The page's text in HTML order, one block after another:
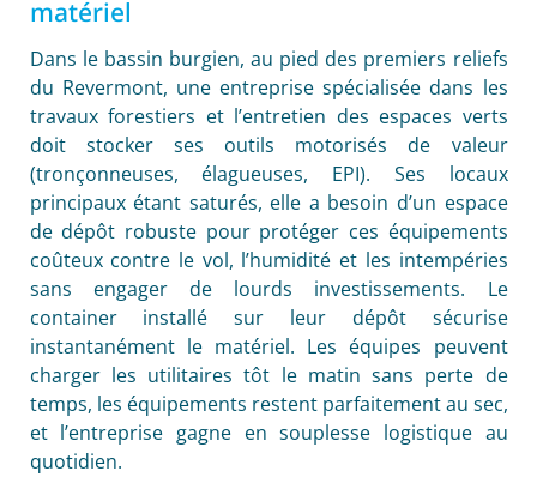
matériel
Dans le bassin burgien, au pied des premiers reliefs
du Revermont, une entreprise spécialisée dans les
travaux forestiers et l’entretien des espaces verts
doit stocker ses outils motorisés de valeur
(tronçonneuses, élagueuses, EPI). Ses locaux
principaux étant saturés, elle a besoin d’un espace
de dépôt robuste pour protéger ces équipements
coûteux contre le vol, l’humidité et les intempéries
sans engager de lourds investissements. Le
container installé sur leur dépôt sécurise
instantanément le matériel. Les équipes peuvent
charger les utilitaires tôt le matin sans perte de
temps, les équipements restent parfaitement au sec,
et l’entreprise gagne en souplesse logistique au
quotidien.